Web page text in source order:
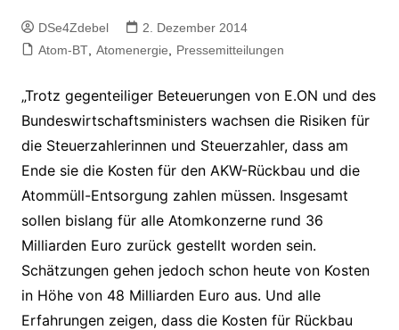
DSe4Zdebel
2. Dezember 2014
Atom-BT, Atomenergie Pressemitteilungen
„Trotz gegenteiliger Beteuerungen von E.ON und des
Bundeswirtschaftsministers wachsen die Risiken für
die Steuerzahlerinnen und Steuerzahler, dass am
Ende sie die Kosten für den AKW-Rückbau und die
Atommüll-Entsorgung zahlen müssen. Insgesamt
sollen bislang für alle Atomkonzerne rund 36
Milliarden Euro zurück gestellt worden sein.
Schätzungen gehen jedoch schon heute von Kosten
in Höhe von 48 Milliarden Euro aus. Und alle
Erfahrungen zeigen, dass die Kosten für Rückbau